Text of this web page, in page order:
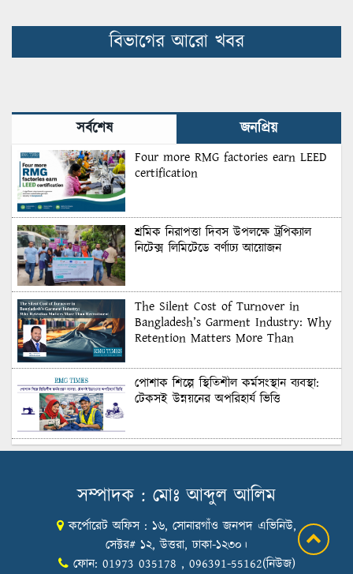
বিভাগের আরো খবর
সর্বশেষ জনপ্রিয়
Four more RMG factories earn LEED
certification
শ্রমিক নিরাপত্তা দিবস উপলক্ষে ট্রপিক্যাল
নিটেক্স লিমিটেডে বর্ণাঢ্য আয়োজন
The Silent Cost of Turnover in
Bangladesh’s Garment Industry: Why
Retention Matters More Than
পোশাক শিল্পে স্থিতিশীল কর্মসংস্থান ব্যবস্থা:
টেকসই উন্নয়নের অপরিহার্য ভিত্তি
শুল্কের দেয়াল ভাঙার সুযোগ: মার্কিন বাজারে
Honoring Excellence: Texstream
Fashion Ltd. Rewards Best Workers–
2026
সম্পাদক : মোঃ আব্দুল আলিম
কর্পোরেট অফিস : ১৬, সোনারগাঁও জনপদ এভিনিউ,
সেক্টর# ১২, উত্তরা, ঢাকা-১২৩০।
ফোন: 01973 035178 , 096391-55162(নিউজ)